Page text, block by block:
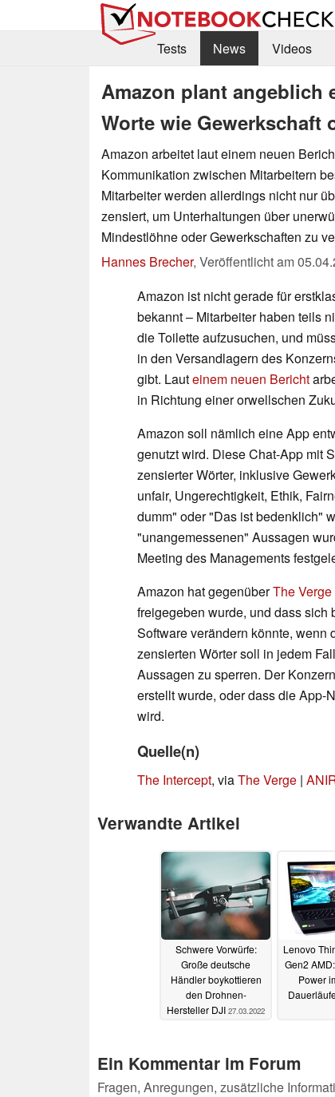
Tests
News Videos
Amazon plant angeblich
Worte wie Gewerkschaft
Amazon arbeitet laut einem neuen
Kommunikation zwischen Mitarbeitern
Mitarbeiter werden allerdings nicht nur
zensiert, um Unterhaltungen über
Mindestlöhne oder Gewerkschaften zu
Hannes Brecher, Veröffentlicht am
Amazon ist nicht gerade für
bekannt – Mitarbeiter haben teils
die Toilette aufzusuchen, und
in den Versandlagern des
gibt. Lauteinem neuen Bericht
in Richtung einer orwellschen
Amazon soll nämlich eine App
genutzt wird. Diese Chat-App mit
zensierter Wörter, inklusive
unfair, Ungerechtigkeit, Ethik,
dumm" oder "Das ist bedenklich"
"unangemessenen" Aussagen
Meeting des Managements
Amazon hat gegenüberThe Verge
freigegeben wurde, und dass
Software verändern könnte, wenn
zensierten Wörter soll in jedem
Aussagen zu sperren. Der
erstellt wurde, oder dass die App-
wird.
Quelle(n)
The Intercept, viaThe Verge |
Verwandte Artikel
Schwere Vorwürfe:
Große deutsche
Händler boykottieren
den Drohnen-
Hersteller DJI 27.03.2022
Lenovo
Gen2
Power
Ein Kommentar im Forum
Fragen, Anregungen, zusätzliche